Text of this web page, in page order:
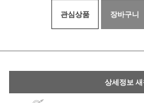
관심상품 장바구니
상세정보